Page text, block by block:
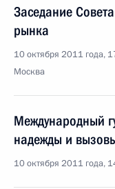
Заседание
рынка
10 октября 2011 года,
Москва
Международный
надежды и
10 октября 2011 года,